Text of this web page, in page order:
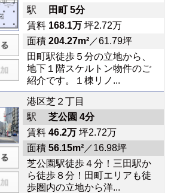
駅
田町 5分
賃料 168.1万坪2.72万
面積 204.27m²／61.79坪
田町駅徒歩５分の立地から、
地下１階スケルトン物件のご
紹介です。１棟リノ...
港区芝２丁目
駅 芝公園 4分
賃料 46.2万坪2.72万
面積 56.15m²／16.98坪
芝公園駅徒歩４分！三田駅か
ら徒歩８分！田町エリアも徒
歩圏内の立地から洋...